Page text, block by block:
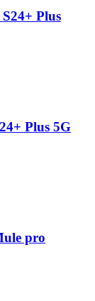
Plus
Plus 5G
pro